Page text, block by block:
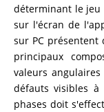
déterminant le jeu
sur l'écran de
sur PC
principaux
valeurs
défauts visibles
phases doit